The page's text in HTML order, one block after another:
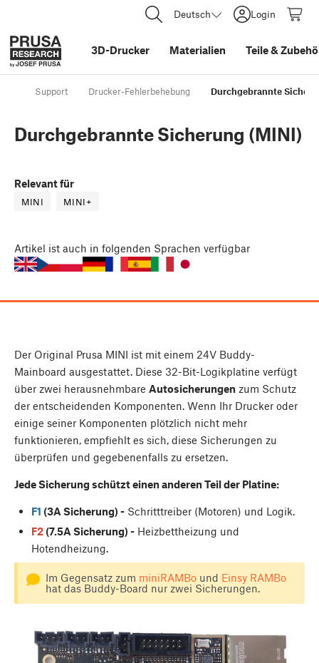
Deutsch Login
3D-Drucker Materialien Teile&
Support Drucker-Fehlerbehebung Durchgebrannte
Durchgebrannte Sicherung (MINI)
Relevant für
MINI MINI+
Artikel ist auch in folgenden Sprachen verfügbar
Der Original Prusa MINI ist mit einem 24V Buddy-
Mainboard ausgestattet. Diese 32-Bit-Logikplatine verfügt
über zwei herausnehmbare Autosicherungen zum Schutz
der entscheidenden Komponenten. Wenn Ihr Drucker oder
einige seiner Komponenten plötzlich nicht mehr
funktionieren, empfiehlt es sich, diese Sicherungen zu
überprüfen und gegebenenfalls zu ersetzen.
Jede Sicherung schützt einen anderen Teil der Platine:
F1 (3A Sicherung) -Schritttreiber (Motoren) und Logik.
F2(7.5A Sicherung) -Heizbettheizung und
Hotendheizung.
Im Gegensatz zum miniRAMBound Einsy RAMBo
hat das Buddy-Board nur zwei Sicherungen.